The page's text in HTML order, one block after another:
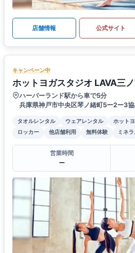
店舗情報 公式サイト
キャンペーン中
ホットヨガスタジオ LAVA三
ハーバーランド駅から車で5分
兵庫県神戸市中央区琴ノ緒町5ー2ー3
タオルレンタル ウェアレンタル ホット
ロッカー
他店舗利用 無料体験 ミネ
営業時間
ー